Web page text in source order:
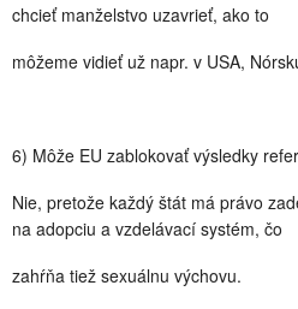
chcieť manželstvo uzavrieť, ako to
môžeme vidieť už napr. v USA,
6) Môže EU zablokovať výsledky
Nie, pretože každý štát má právo
na adopciu a vzdelávací systém, čo
zahŕňa tiež sexuálnu výchovu.